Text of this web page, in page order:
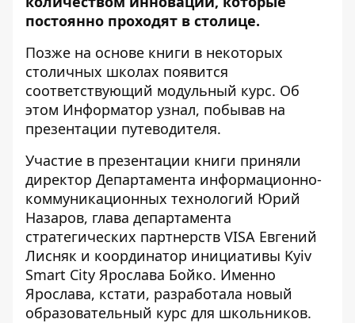
постоянно проходят в столице.
Позже на основе книги в некоторых
столичных школах появится
соответствующий модульный курс. Об
этом Информатор узнал, побывав на
презентации путеводителя.
Участие в презентации книги приняли
директор Департамента информационно-
коммуникационных технологий Юрий
Назаров, глава департамента
стратегических партнерств VISA Евгений
Лисняк и координатор инициативы Kyiv
Smart City Ярослава Бойко. Именно
Ярослава, кстати, разработала новый
образовательный курс для школьников.